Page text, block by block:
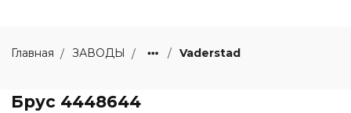
Главная ЗАВОДЫ Vaderstad
Брус 4448644